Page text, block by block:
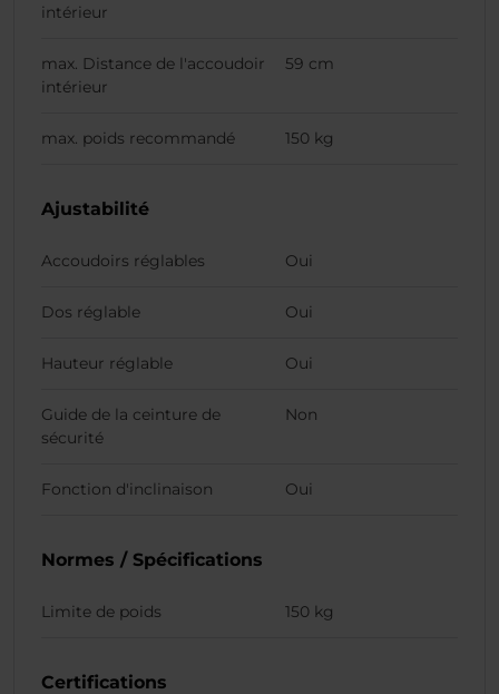
intérieur
max. Distance de l'accoudoir
intérieur
59 cm
max. poids recommandé 150 kg
Ajustabilité
Accoudoirs réglables Oui
Dos réglable Oui
Hauteur réglable Oui
Guide de la ceinture de
sécurité
Non
Fonction d'inclinaison Oui
Normes / Spécifications
Limite de poids 150 kg
Certifications